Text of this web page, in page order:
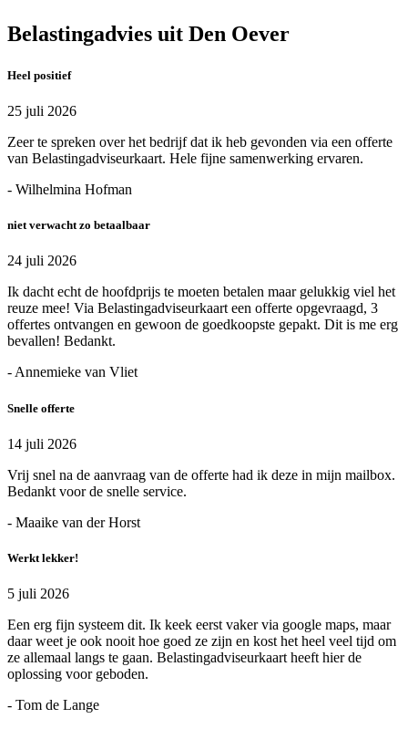
Belastingadvies uit Den Oever
Heel positief
25 juli 2026
Zeer te spreken over het bedrijf dat ik heb gevonden via een offerte
van Belastingadviseurkaart. Hele fijne samenwerking ervaren.
- Wilhelmina Hofman
niet verwacht zo betaalbaar
24 juli 2026
Ik dacht echt de hoofdprijs te moeten betalen maar gelukkig viel het
reuze mee! Via Belastingadviseurkaart een offerte opgevraagd, 3
offertes ontvangen en gewoon de goedkoopste gepakt. Dit is me erg
bevallen! Bedankt.
- Annemieke van Vliet
Snelle offerte
14 juli 2026
Vrij snel na de aanvraag van de offerte had ik deze in mijn mailbox.
Bedankt voor de snelle service.
- Maaike van der Horst
Werkt lekker!
5 juli 2026
Een erg fijn systeem dit. Ik keek eerst vaker via google maps, maar
daar weet je ook nooit hoe goed ze zijn en kost het heel veel tijd om
ze allemaal langs te gaan. Belastingadviseurkaart heeft hier de
oplossing voor geboden.
- Tom de Lange